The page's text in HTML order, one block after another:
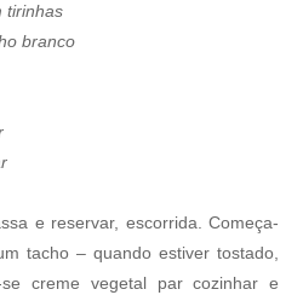
tirinhas
branco
e reservar, escorrida. Começa-
tacho – quando estiver tostado,
creme vegetal par cozinhar e